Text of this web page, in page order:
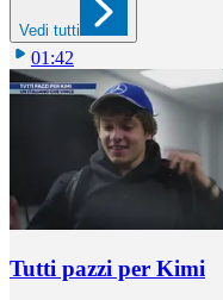
Vedi tutti
01:42
Tutti pazzi per Kimi